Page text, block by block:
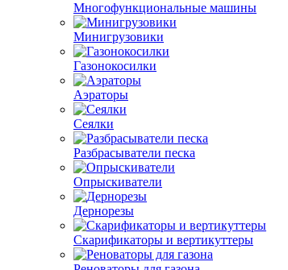
Многофункциональные машины
Минигрузовики
Газонокосилки
Аэраторы
Сеялки
Разбрасыватели песка
Опрыскиватели
Дернорезы
Скарификаторы и вертикуттеры